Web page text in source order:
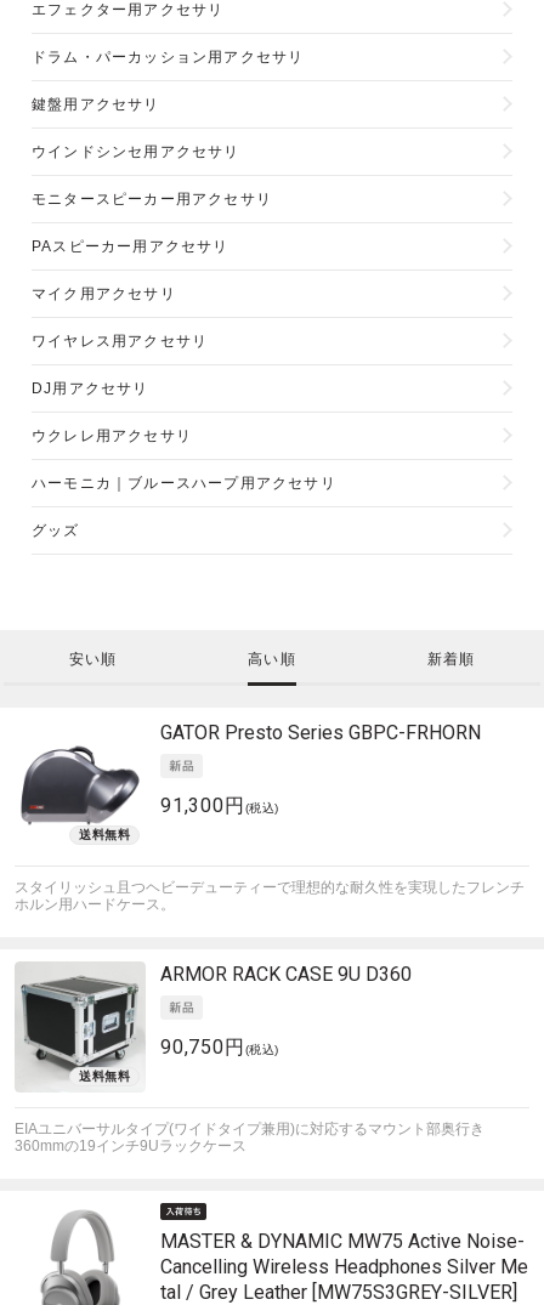
エフェクター用アクセサリ
ドラム・パーカッション用アクセサリ
鍵盤用アクセサリ
ウインドシンセ用アクセサリ
モニタースピーカー用アクセサリ
PAスピーカー用アクセサリ
マイク用アクセサリ
ワイヤレス用アクセサリ
DJ用アクセサリ
ウクレレ用アクセサリ
ハーモニカ｜ブルースハープ用アクセサリ
グッズ
安い順 高い順 新着順
GATOR Presto Series GBPC-FRHORN
91,300円 (税込)
スタイリッシュ且つヘビーデューティーで理想的な耐久性を実現したフレンチ
ホルン用ハードケース。
ARMOR RACK CASE 9U D360
90,750円 (税込)
EIAユニバーサルタイプ(ワイドタイプ兼用)に対応するマウント部奥行き
360mmの19インチ9Uラックケース
MASTER & DYNAMIC MW75 Active Noise-
Cancelling Wireless Headphones Silver Me
tal / Grey Leather [MW75S3GREY-SILVER]